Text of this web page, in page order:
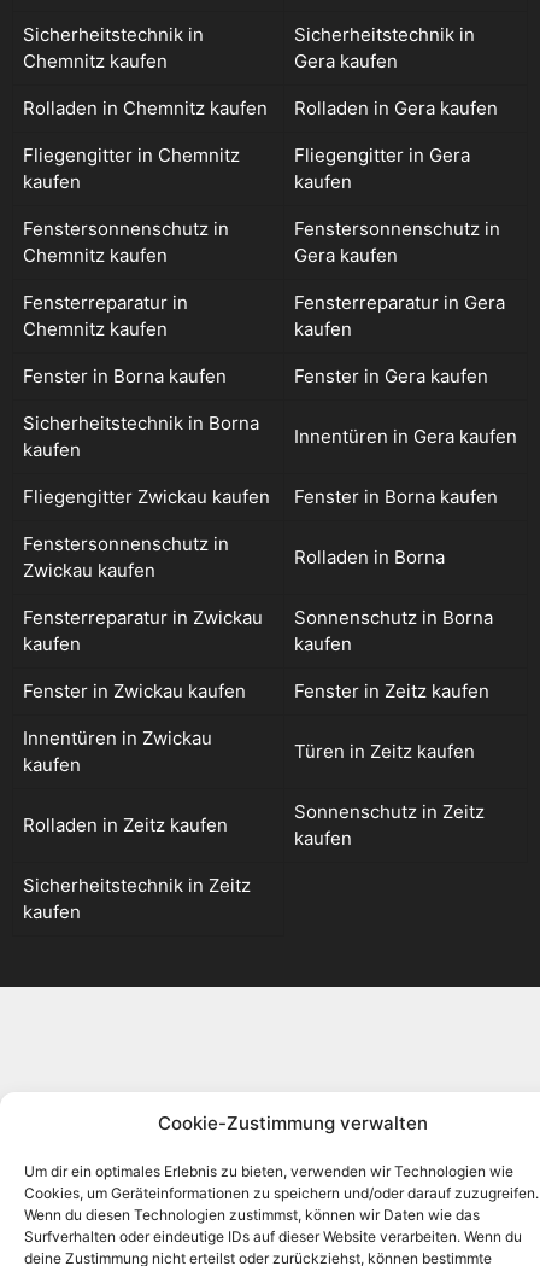
Cookie-Zustimmung verwalten
Um dir ein optimales Erlebnis zu bieten, verwenden wir Technologien wie
Cookies, um Geräteinformationen zu speichern und/oder darauf zuzugreifen.
Wenn du diesen Technologien zustimmst, können wir Daten wie das
Surfverhalten oder eindeutige IDs auf dieser Website verarbeiten. Wenn du
deine Zustimmung nicht erteilst oder zurückziehst, können bestimmte
Sicherheitstechnik in
Chemnitz kaufen
Sicherheitstechnik in
Gera kaufen
Rolladen in Chemnitz kaufen Rolladen in Gera kaufen
Fliegengitter in Chemnitz
kaufen
Fliegengitter in Gera
kaufen
Fenstersonnenschutz in
Chemnitz kaufen
Fenstersonnenschutz in
Gera kaufen
Fensterreparatur in
Chemnitz kaufen
Fensterreparatur in Gera
kaufen
Fenster in Borna kaufen Fenster in Gera kaufen
Sicherheitstechnik in Borna
kaufen
Innentüren in Gera kaufen
Fliegengitter Zwickau kaufen Fenster in Borna kaufen
Fenstersonnenschutz in
Zwickau kaufen
Rolladen in Borna
Fensterreparatur in Zwickau
kaufen
Sonnenschutz in Borna
kaufen
Fenster in Zwickau kaufen Fenster in Zeitz kaufen
Innentüren in Zwickau
kaufen
Türen in Zeitz kaufen
Rolladen in Zeitz kaufen
Sonnenschutz in Zeitz
kaufen
Sicherheitstechnik in Zeitz
kaufen